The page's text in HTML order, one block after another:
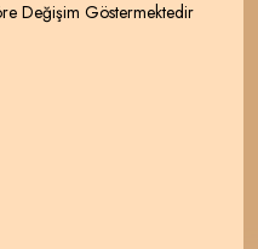
Değişim Göstermektedir